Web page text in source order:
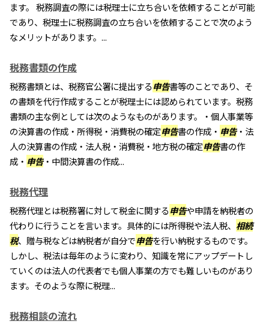
ます。 税務調査の際には税理士に立ち合いを依頼することが可能
であり、税理士に税務調査の立ち合いを依頼することで次のよう
なメリットがあります。...
税務書類の作成
税務書類とは、税務官公署に提出する申告書等のことであり、そ
の書類を代行作成することが税理士には認められています。税務
書類の主な例としては次のようなものがあります。・個人事業等
の決算書の作成・所得税・消費税の確定申告書の作成・ 申告・法
人の決算書の作成・法人税・消費税・地方税の確定申告書の作
成・ 申告・中間決算書の作成...
税務代理
税務代理とは税務署に対して税金に関する申告や申請を納税者の
代わりに行うことを言います。具体的には所得税や法人税、 相続
税、贈与税などは納税者が自分で申告を行い納税するものです。
しかし、税法は毎年のように変わり、知識を常にアップデートし
ていくのは法人の代表者でも個人事業の方でも難しいものがあり
ます。そのような際に税理...
税務相談の流れ